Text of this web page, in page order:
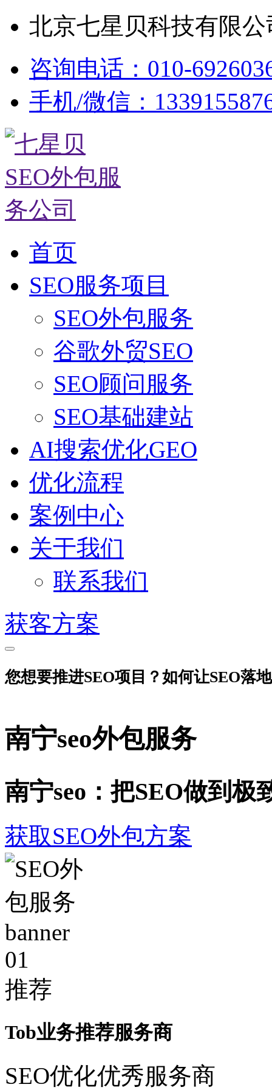
北京七星贝科技有限
咨询电话：010-
手机/微信：
首页
SEO服务项目
SEO外包服务
谷歌外贸SEO
SEO顾问服务
SEO基础建站
AI搜索优化GEO
优化流程
案例中心
关于我们
联系我们
获客方案
您想要推进SEO项目？如何让SEO落
南宁seo外包服务
南宁seo：把SEO做到极
获取SEO外包方案
01
推荐
Tob业务推荐服务商
SEO优化优秀服务商